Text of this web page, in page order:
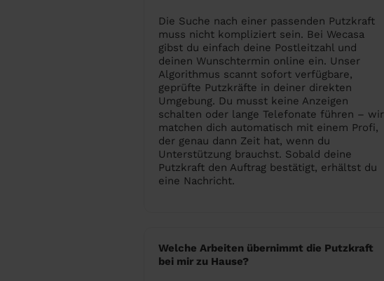
Die Suche nach einer passenden Putzkraft
muss nicht kompliziert sein. Bei Wecasa
gibst du einfach deine Postleitzahl und
deinen Wunschtermin online ein. Unser
Algorithmus scannt sofort verfügbare,
geprüfte Putzkräfte in deiner direkten
Umgebung. Du musst keine Anzeigen
schalten oder lange Telefonate führen – wir
matchen dich automatisch mit einem Profi,
der genau dann Zeit hat, wenn du
Unterstützung brauchst. Sobald deine
Putzkraft den Auftrag bestätigt, erhältst du
eine Nachricht.
Welche Arbeiten übernimmt die Putzkraft
bei mir zu Hause?